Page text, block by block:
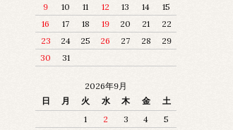
9
10 11 12 13 14
15
16
17 18 19 20 21
22
23
24 25 26 27 28
29
30
31
2026年9月
日
月 火 水 木 金
土
1
2 3 4
5